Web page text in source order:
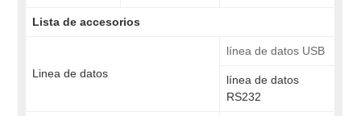
Lista de accesorios
Linea de datos
línea de datos USB
línea de datos
RS232